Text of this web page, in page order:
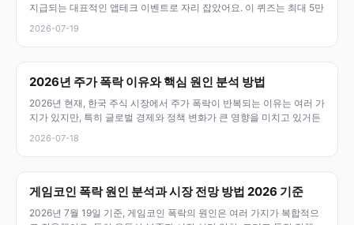
지급되는 대표적인 앱테크 이벤트로 자리 잡았어요. 이 퀴즈는 최대 5만
2026-07-19
2026년 주가 폭락 이유와 핵심 원인 분석 방법
2026년 현재, 한국 주식 시장에서 주가 폭락이 반복되는 이유는 여러 가
지가 있지만, 특히 글로벌 경제와 정책 변화가 큰 영향을 미치고 있거든
2026-07-18
게임코인 폭락 원인 분석과 시장 전망 방법 2026 기준
2026년 7월 19일 기준, 게임코인 폭락의 원인은 여러 가지가 복합적으